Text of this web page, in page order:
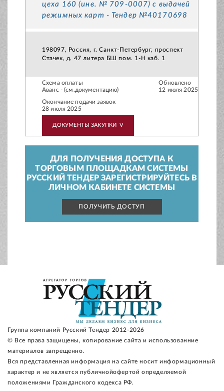
цеха 160 (инв. № 709-0007) с выдачей
режимных карт - Тендер №40170698
198097, Россия, г. Санкт-Петербург, проспект
Стачек, д. 47 литера БШ пом. 1-Н каб. 1
Схема оплаты
Аванс - (см.документацию)
Обновлено
12 июля 2025
Окончание подачи заявок
28 июля 2025
ДОКУМЕНТЫ ЗАКУПКИ V
ДЛЯ ПОЛУЧЕНИЯ ДОСТУПА К
ТОРГОВЫМ ПЛОЩАДКАМ СИСТЕМЫ
РУССКИЙ ТЕНДЕР ЗАРЕГИСТРИРУЙТЕСЬ В
ЛИЧНОМ КАБИНЕТЕ СИСТЕМЫ
ПОЛУЧИТЬ ДОСТУП
Группа компаний Русский Тендер 2012-2026
© Все права защищены, копирование сайта и использованние
материалов запрещенно.
Вся представленная информация на сайте носит информационный
характер и не является публичнойофертой определяемой
положениями Гражданского кодекса РФ.